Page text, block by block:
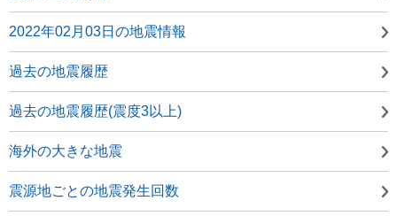
2022年02月03日の地震情報
過去の地震履歴
過去の地震履歴(震度3以上)
海外の大きな地震
震源地ごとの地震発生回数